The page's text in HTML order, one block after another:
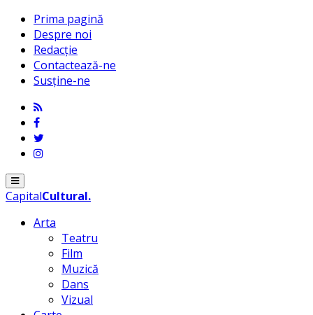
Prima pagină
Despre noi
Redacție
Contactează-ne
Susține-ne
Menu
CapitalCultural.
Arta
Teatru
Film
Muzică
Dans
Vizual